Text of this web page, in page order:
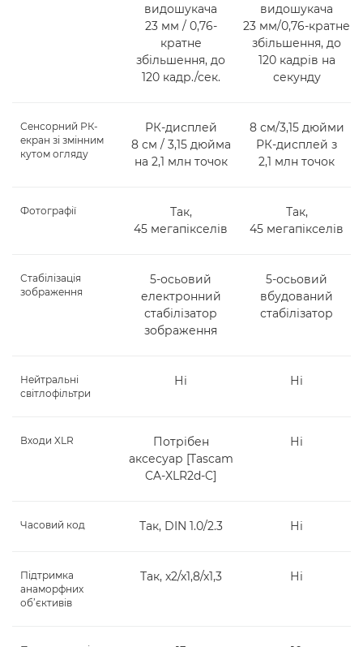
видошукача
23 мм / 0,76-
кратне
збільшення, до
120 кадр./сек.
видошукача
23 мм/0,76-кратне
збільшення, до
120 кадрів на
секунду
Сенсорний РК-
екран зі змінним
кутом огляду
РК-дисплей
8 см / 3,15 дюйма
на 2,1 млн точок
8 см/3,15 дюйми
РК-дисплей з
2,1 млн точок
Фотографії
Так,
45 мегапікселів
Так,
45 мегапікселів
Стабілізація
зображення
5-осьовий
електронний
стабілізатор
зображення
5-осьовий
вбудований
стабілізатор
Нейтральні
світлофільтри
Ні Ні
Входи XLR
Потрібен
аксесуар [Tascam
CA-XLR2d-C]
Ні
Часовий код Так, DIN 1.0/2.3 Ні
Підтримка
анаморфних
об’єктивів
Так, x2/x1,8/x1,3 Ні